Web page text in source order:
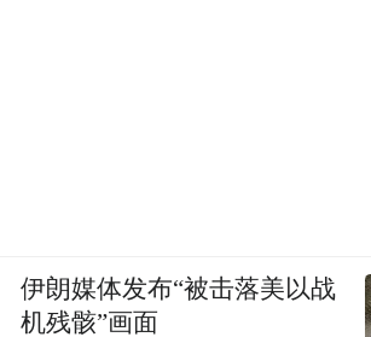
伊朗媒体发布“被击落美以战
机残骸”画面